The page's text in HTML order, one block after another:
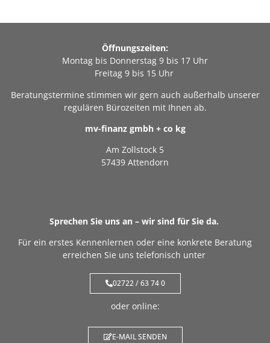
Öffnungszeiten:
Montag bis Donnerstag 9 bis 17 Uhr
Freitag 9 bis 15 Uhr
Beratungstermine stimmen wir gern auch außerhalb unserer
regulären Bürozeiten mit Ihnen ab.
mv-finanz gmbh + co kg
Am Zollstock 5
57439 Attendorn
Sprechen Sie uns an – wir sind für Sie da.
Für ein erstes Kennenlernen oder eine konkrete Beratung
erreichen Sie uns telefonisch unter
02722 / 63 74 0
oder online:
E-MAIL SENDEN